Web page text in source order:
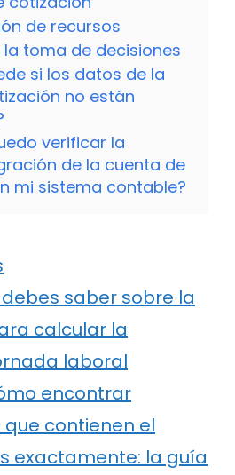
de recursos
la toma de decisiones
si los datos de la
no están
verificar la
de la cuenta de
mi sistema contable?
saber sobre la
calcular la
laboral
encontrar
contienen el
exactamente: la guía